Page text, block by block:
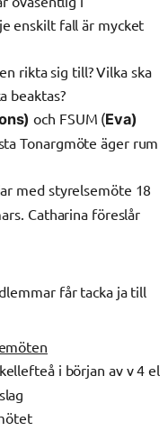
enskilt fall är mycket
rikta sig till? Vilka ska
beaktas?
och FSUM (Eva)
Tonargmöte äger rum
med styrelsemöte 18
Catharina föreslår
får tacka ja till
i början av v 4 el